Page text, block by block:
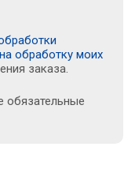
обработку моих
заказа.